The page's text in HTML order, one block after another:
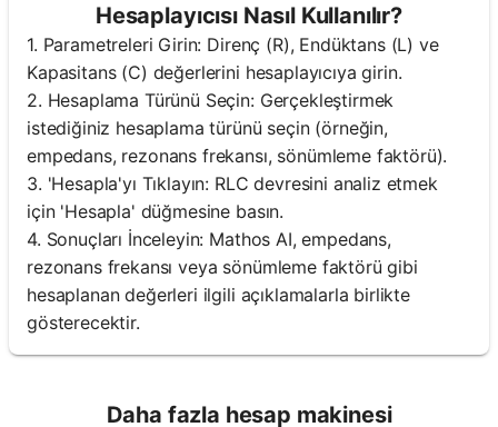
Hesaplayıcısı Nasıl Kullanılır?
1. Parametreleri Girin: Direnç (R), Endüktans (L) ve
Kapasitans (C) değerlerini hesaplayıcıya girin.
2. Hesaplama Türünü Seçin: Gerçekleştirmek
istediğiniz hesaplama türünü seçin (örneğin,
empedans, rezonans frekansı, sönümleme faktörü).
3. 'Hesapla'yı Tıklayın: RLC devresini analiz etmek
için 'Hesapla' düğmesine basın.
4. Sonuçları İnceleyin: Mathos AI, empedans,
rezonans frekansı veya sönümleme faktörü gibi
hesaplanan değerleri ilgili açıklamalarla birlikte
gösterecektir.
Daha fazla hesap makinesi